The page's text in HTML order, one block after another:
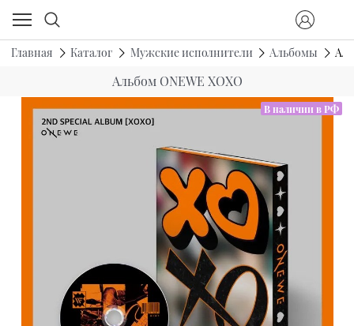
Главная Каталог Мужские исполнители Альбомы
Альбом ONEWE XOXO
В наличии в РФ